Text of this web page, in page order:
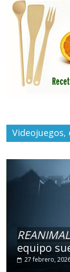
REANIMAL
equipo
27 febrero,